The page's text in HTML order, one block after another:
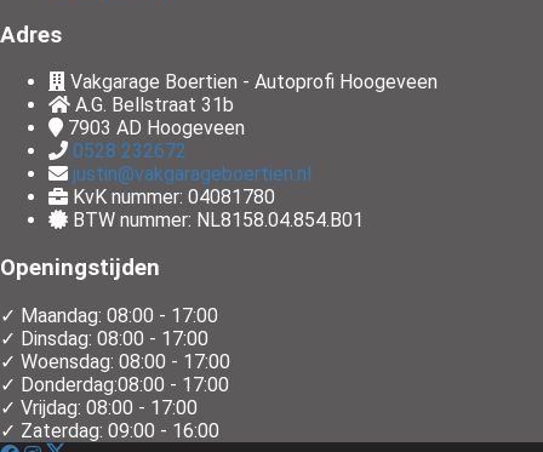
Adres
Vakgarage Boertien - Autoprofi Hoogeveen
A.G. Bellstraat 31b
7903 AD Hoogeveen
0528 232672
justin@vakgarageboertien.nl
KvK nummer: 04081780
BTW nummer: NL8158.04.854.B01
Openingstijden
✓ Maandag: 08:00 - 17:00
✓ Dinsdag: 08:00 - 17:00
✓ Woensdag: 08:00 - 17:00
✓ Donderdag:08:00 - 17:00
✓ Vrijdag: 08:00 - 17:00
✓ Zaterdag: 09:00 - 16:00